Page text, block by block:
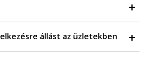
állást az üzletekben